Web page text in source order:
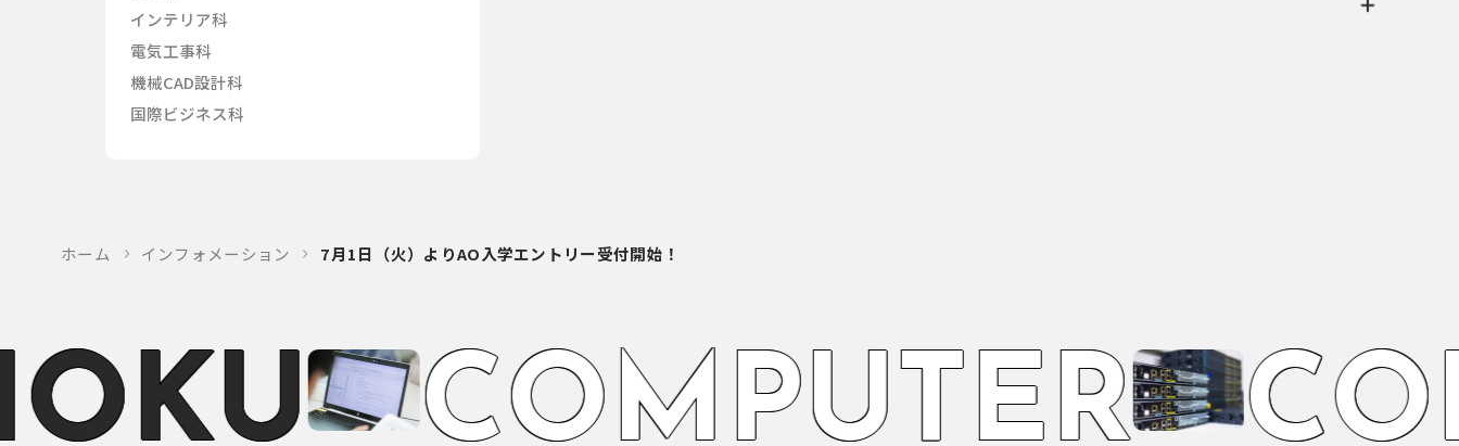
インテリア科
電気工事科
機械CAD設計科
国際ビジネス科
ホーム インフォメーション 7月1日（火）よりAO入学エントリー受付開始！
OKU COMPUTER CO